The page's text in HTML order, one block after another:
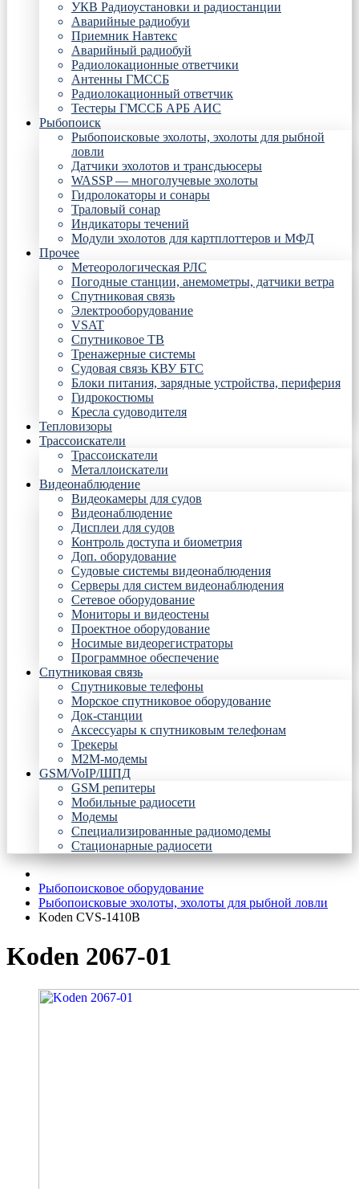
УКВ Радиоустановки и радиостанции
Аварийные радиобуи
Приемник Навтекс
Аварийный радиобуй
Радиолокационные ответчики
Антенны ГМССБ
Радиолокационный ответчик
Тестеры ГМССБ АРБ АИС
Рыбопоиск
Рыбопоисковые эхолоты, эхолоты для рыбной
ловли
Датчики эхолотов и трансдьюсеры
WASSP — многолучевые эхолоты
Гидролокаторы и сонары
Траловый сонар
Индикаторы течений
Модули эхолотов для картплоттеров и МФД
Прочее
Метеорологическая РЛС
Погодные станции, анемометры, датчики ветра
Спутниковая связь
Электрооборудование
VSAT
Спутниковое ТВ
Тренажерные системы
Судовая связь КВУ БТС
Блоки питания, зарядные устройства, периферия
Гидрокостюмы
Кресла судоводителя
Тепловизоры
Трассоискатели
Трассоискатели
Металлоискатели
Видеонаблюдение
Видеокамеры для судов
Видеонаблюдение
Дисплеи для судов
Контроль доступа и биометрия
Доп. оборудование
Судовые системы видеонаблюдения
Серверы для систем видеонаблюдения
Сетевое оборудование
Мониторы и видеостены
Проектное оборудование
Носимые видеорегистраторы
Программное обеспечение
Спутниковая связь
Спутниковые телефоны
Морское спутниковое оборудование
Док-станции
Аксессуары к спутниковым телефонам
Трекеры
М2М-модемы
GSM/VoIP/ШПД
GSM репитеры
Мобильные радиосети
Модемы
Специализированные радиомодемы
Стационарные радиосети
Рыбопоисковое оборудование
Рыбопоисковые эхолоты, эхолоты для рыбной ловли
Koden CVS-1410B
Koden 2067-01